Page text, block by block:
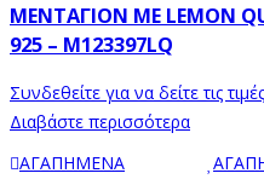
ΜΕΝΤΑΓΙΌΝ ΜΕ LEMON
925 – M123397LQ
Συνδεθείτε για να δείτε τις τιμές
Διαβάστε περισσότερα
ΑΓΑΠΗΜΕΝΑ